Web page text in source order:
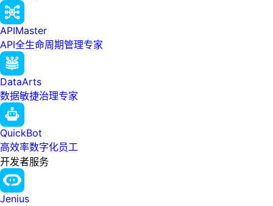
APIMaster
API全生命周期管理专家
DataArts
数据敏捷治理专家
QuickBot
高效率数字化员工
开发者服务
Jenius